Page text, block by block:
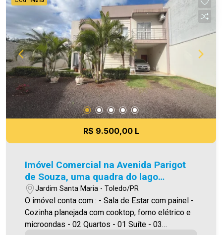
uma visita! Imobiliária Ativa | Sinta-se em casa! -
As informações aqui prestadas são verdadeiras,
todavia, reservamo-nos o direito de corrigir
qualquer erro de digitação e/ou ortografia, bem
como alteração dos preços e imagens. Fotos
meramente ilustrativas.
R$ 9.500,00 L
Imóvel Comercial na Avenida Parigot
de Souza, uma quadra do lago
municipal
Jardim Santa Maria - Toledo/PR
O imóvel conta com : - Sala de Estar com painel -
Cozinha planejada com cooktop, forno elétrico e
microondas - 02 Quartos - 01 Suíte - 03